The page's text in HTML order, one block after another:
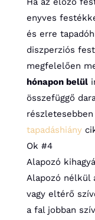
enyves
és erre
diszperziós
megfelelően
hónapon belül
összefüggő
részletesebben
tapadáshiány
Ok #4
Alapozó
Alapozó nélkül
vagy eltérő
a fal jobban